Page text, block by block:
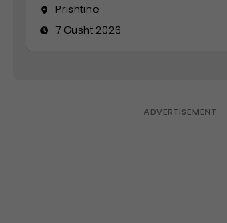
Prishtinë
7 Gusht 2026